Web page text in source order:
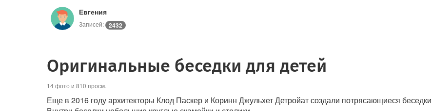
Евгения
Записей: 2432
Оригинальные беседки для детей
14 фото и 810 просм.
Еще в 2016 году архитекторы Клод Паскер и Коринн Джульхет Детройат создали потрясающиеся